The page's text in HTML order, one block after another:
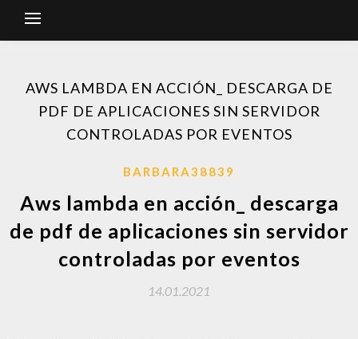
AWS LAMBDA EN ACCIÓN_ DESCARGA DE
PDF DE APLICACIONES SIN SERVIDOR
CONTROLADAS POR EVENTOS
BARBARA38839
Aws lambda en acción_ descarga
de pdf de aplicaciones sin servidor
controladas por eventos
14.01.2021